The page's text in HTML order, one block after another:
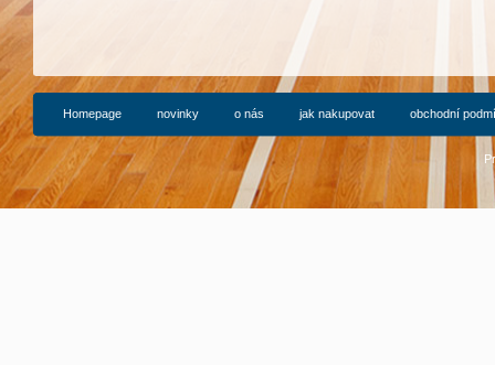
Homepage novinky o nás jak nakupovat obchodní